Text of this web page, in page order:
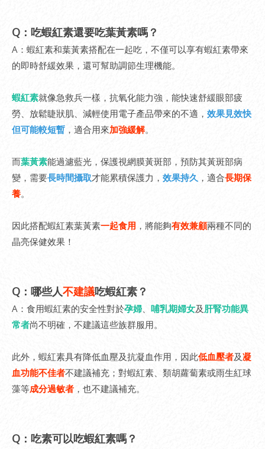
Q：吃蝦紅素還要吃葉黃素嗎？
A：蝦紅素和葉黃素搭配在一起吃，不僅可以享有蝦紅素帶來
的即時舒緩效果，還可幫助調節生理機能。
蝦紅素就像急救兵一樣，抗氧化能力強，能快速舒緩眼部疲
勞、放鬆睫狀肌、減輕使用電子產品帶來的不適， 效果見效快
但可能較短暫 ，適合用來加強緩解。
而葉黃素能過濾藍光，保護視網膜黃斑部，預防其黃斑部病
變，需要長時間攝取才能累積保護力， 效果持久 ，適合長期保
養。
因此搭配蝦紅素葉黃素一起食用 ，將能夠有效兼顧兩種不同的
晶亮保健效果！
Q：哪些人不建議吃蝦紅素？
A：食用蝦紅素的安全性對於孕婦、 哺乳期婦女及 肝腎功能異
常者尚不明確，不建議這些族群服用。
此外，蝦紅素具有降低血壓及抗凝血作用，因此低血壓者及凝
血功能不佳者不建議補充；對蝦紅素、類胡蘿蔔素或雨生紅球
藻等成分過敏者 ，也不建議補充。
Q：吃素可以吃蝦紅素嗎？